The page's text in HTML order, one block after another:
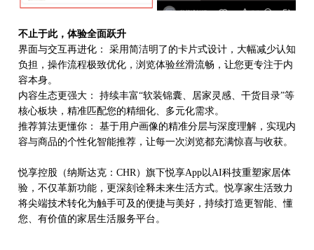
不止于此，体验全面跃升
界面与交互再进化：
采用简洁明了的卡片式设计，大幅减少认知
负担，操作流程极致优化，浏览体验丝滑流畅，让您更专注于内
容本身。
内容生态更强大：
持续丰富“软装锦囊、居家灵感、干货目录”等
核心板块，精准匹配您的精细化、多元化需求。
推荐算法更懂你：
基于用户画像的精准分层与深度理解，实现内
容与商品的个性化智能推荐，让每一次浏览都充满惊喜与收获。
悦享控股（纳斯达克： CHR）旗下悦享App以AI科技重塑家居体
验，不仅革新功能，更深刻诠释未来生活方式。悦享家生活致力
将尖端技术转化为触手可及的便捷与美好，持续打造更智能、懂
您、有价值的家居生活服务平台。